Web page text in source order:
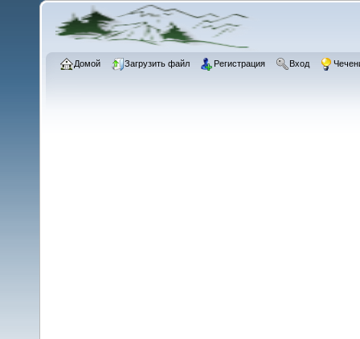
Домой Загрузить файл Регистрация Вход